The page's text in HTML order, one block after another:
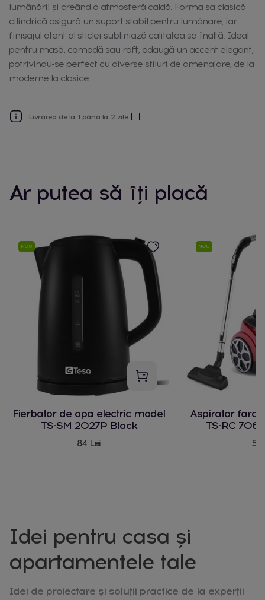
lumânării și creând o atmosferă caldă. Forma sa clasică
cilindrică asigură un suport stabil pentru lumânare, iar
finisajul atent al sticlei subliniază calitatea sa înaltă. Ideal
pentru masă, comodă sau raft, adaugă un accent elegant,
potrivindu-se perfect cu diverse stiluri de amenajare, de la
moderne la clasice.
Livrarea de la 1 până la 2 zile
Ar putea să îți placă
NOU
Fierbator de apa electric model
TS-SM 2027P Black
84 Lei
NOU
Aspirator fara
TS-RC 706
Idei pentru casa și
apartamentele tale
Idei de proiectare și soluții practice de la experții